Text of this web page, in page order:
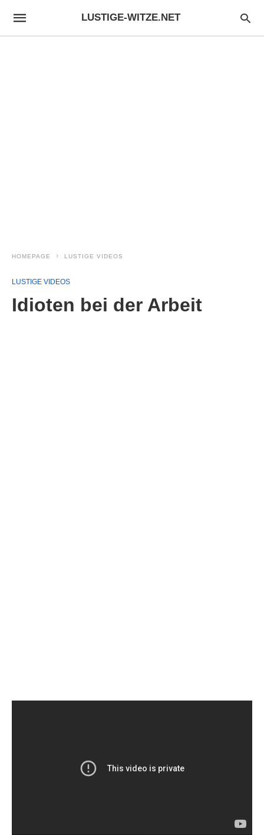
LUSTIGE-WITZE.NET
HOMEPAGE LUSTIGE VIDEOS
LUSTIGE VIDEOS
Idioten bei der Arbeit